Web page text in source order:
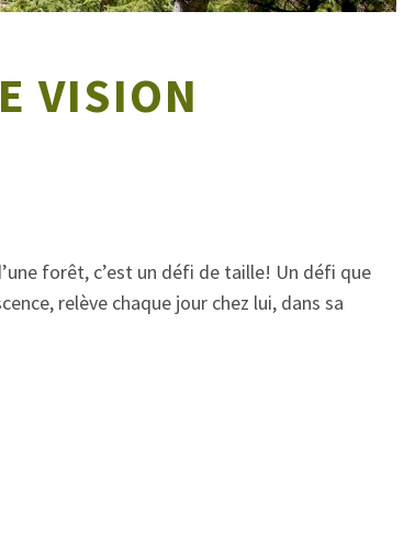
VISION
forêt, c’est un défi de taille! Un défi que
relève chaque jour chez lui, dans sa